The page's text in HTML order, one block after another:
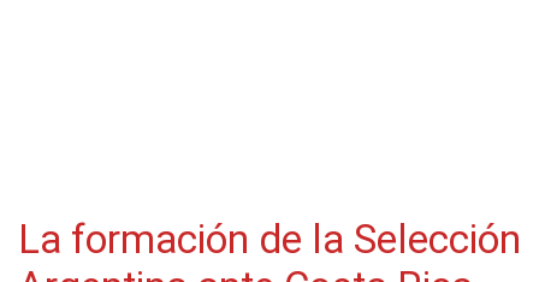
La formación de la Selección